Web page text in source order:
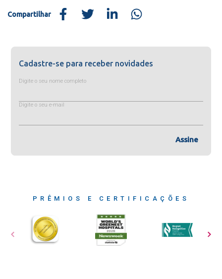
Compartilhar
Cadastre-se para receber novidades
Digite o seu nome completo
Digite o seu e-mail
Assine
PRÊMIOS E CERTIFICAÇÕES